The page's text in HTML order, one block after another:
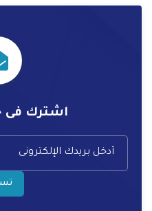
اشترك فى